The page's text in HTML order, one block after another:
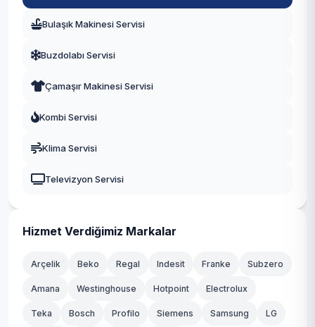
Esenler
Kağıthane
Kartal
Küçükçekmece
Bulaşık Makinesi Servisi
Buzdolabı Servisi
Çamaşır Makinesi Servisi
Kombi Servisi
Klima Servisi
Televizyon Servisi
Hizmet Verdiğimiz Markalar
Arçelik Beko Regal Indesit Franke Subzero
Amana Westinghouse Hotpoint Electrolux
Teka Bosch Profilo Siemens Samsung LG